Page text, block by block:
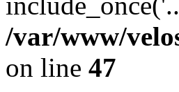
/var/www/
on line 47